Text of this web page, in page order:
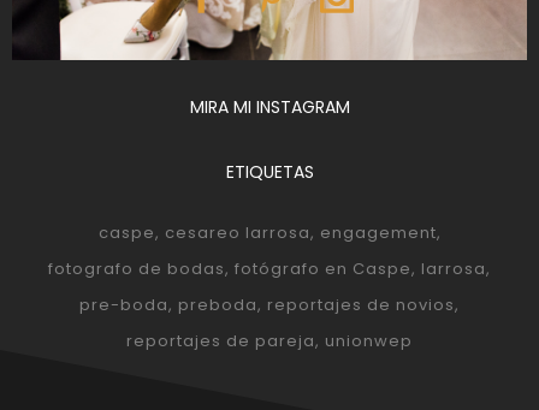
MIRA MI INSTAGRAM
ETIQUETAS
caspe cesareo larrosa engagement
fotografo de bodas fotógrafo en Caspe larrosa
pre-boda preboda reportajes de novios
reportajes de pareja unionwep